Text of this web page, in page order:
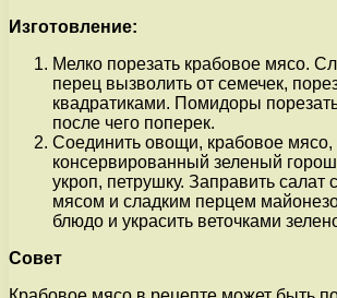
Изготовление:
Мелко порезать крабовое мясо.
перец вызволить от семечек,
квадратиками. Помидоры
после чего поперек.
Соединить овощи, крабовое мясо,
консервированный зеленый
укроп, петрушку. Заправить салат
мясом и сладким перцем
блюдо и украсить веточками
Совет